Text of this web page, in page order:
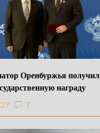
Оренбуржья получил
награду
7